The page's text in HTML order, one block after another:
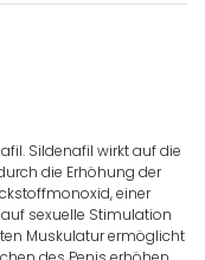
Sildenafil wirkt auf die
die Erhöhung der
einer
sexuelle Stimulation
Muskulatur ermöglicht